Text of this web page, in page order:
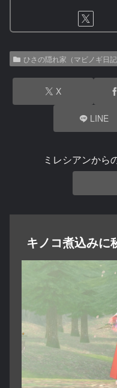
ひさの隠れ家（マビノギ日記
X
LINE
ミレシアンから
キノコ煮込みに